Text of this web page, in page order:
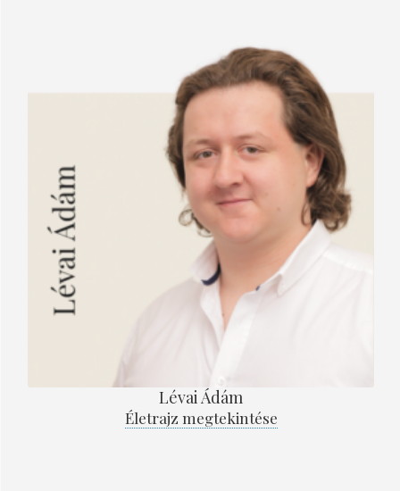
Lévai Ádám
Életrajz megtekintése